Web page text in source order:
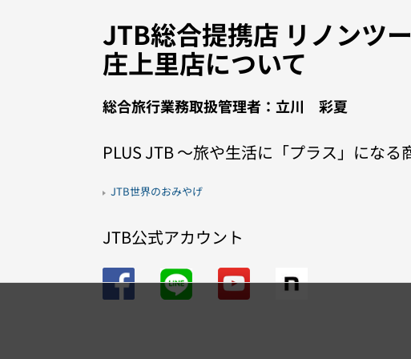
JTB総合提携店 リノンツ
庄上里店について
総合旅行業務取扱管理者：立川 彩夏
PLUS JTB 〜旅や生活に「プラス」になる
JTB世界のおみやげ
JTB公式アカウント